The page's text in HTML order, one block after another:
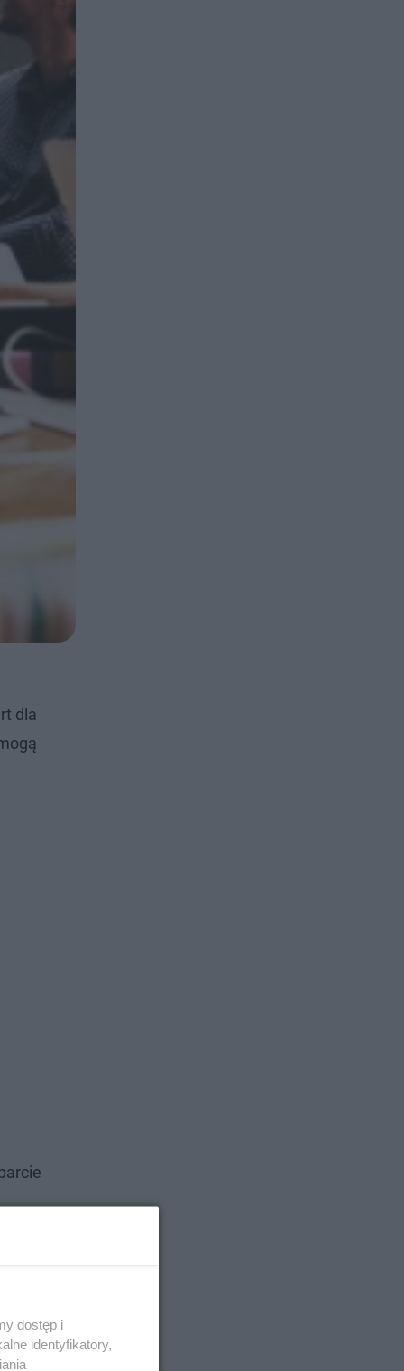
dla
dostęp i
identyfikatory,